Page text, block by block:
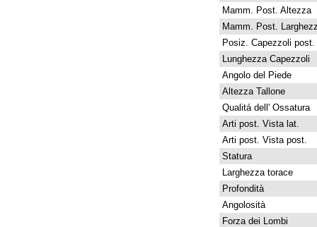
Mamm. Post. Altezza
Mamm. Post.
Posiz. Capezzoli post.
Lunghezza Capezzoli
Angolo del Piede
Altezza Tallone
Qualitá dell' Ossatura
Arti post. Vista lat.
Arti post. Vista post.
Statura
Larghezza torace
Profondità
Angolosità
Forza dei Lombi